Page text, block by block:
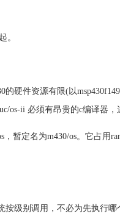
。
硬件资源有限(以
os-ii 必须有昂贵的c编译器，
暂定名为m430/os。它占用
级别调用，不必为先执行哪